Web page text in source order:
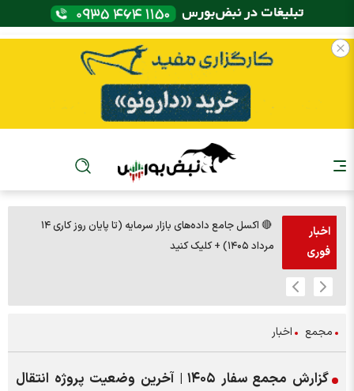
اخبار
فوری
🔴 اکسل جامع داده‌های بازار سرمایه (تا پایان روز کاری ۱۴
مرداد ۱۴۰۵) + کلیک کنید
مجمع اخبار
گزارش مجمع سفار ۱۴۰۵ | آخرین وضعیت پروژه انتقال